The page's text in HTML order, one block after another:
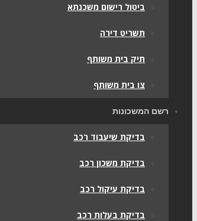
ביטול רישום משכנתא
תשריט דירה
תיק בית משותף
צו בית משותף
רשם המשכונות
בדיקת שיעבוד רכב
בדיקת משכון רכב
בדיקת עיקול רכב
בדיקת בעלות רכב